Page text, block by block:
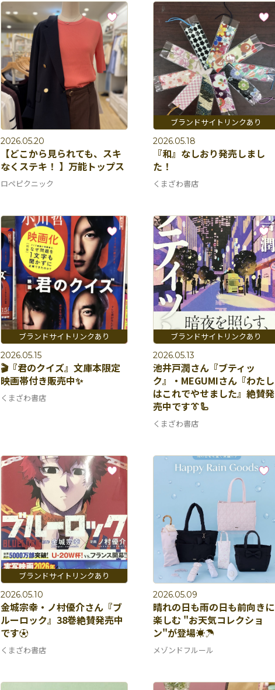
2026.05.20
【どこから見られても、スキ
なくステキ！ 】万能トップス
ロペピクニック
2026.05.18
『和』なしおり発売しまし
た！
くまざわ書店
2026.05.15
🎬『君のクイズ』文庫本限定
映画帯付き販売中✨
くまざわ書店
2026.05.13
池井戸潤さん『ブティッ
ク』・MEGUMIさん『わたし
はこれでやせました』絶賛発
売中です👔🦾
くまざわ書店
2026.05.10
金城宗幸・ノ村優介さん『ブ
ルーロック』38巻絶賛発売中
です⚽️
くまざわ書店
2026.05.09
晴れの日も雨の日も前向きに
楽しむ "お天気コレクショ
ン"が登場☀️☂️
メゾンドフルール